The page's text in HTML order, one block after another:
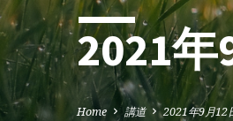
2021
Home 講道 2021年9月12